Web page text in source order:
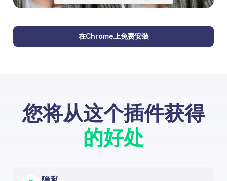
在Chrome上免费安装
您将从这个插件获得
的好处